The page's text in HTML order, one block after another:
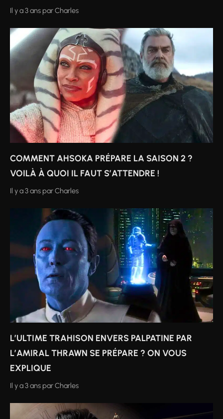
Il y a 3 ans parCharles
COMMENT AHSOKA PRÉPARE LA SAISON 2 ?
VOILÀ À QUOI IL FAUT S’ATTENDRE !
Il y a 3 ans parCharles
L’ULTIME TRAHISON ENVERS PALPATINE PAR
L’AMIRAL THRAWN SE PRÉPARE ? ON VOUS
EXPLIQUE
Il y a 3 ans parCharles